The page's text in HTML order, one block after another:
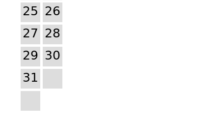
25 26
27 28
29 30
31